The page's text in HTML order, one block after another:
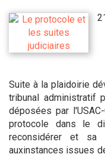
Suite à la plaidoirie
tribunal administratif
déposées par
protocole dans le
reconsidérer et sa
auxinstances issues